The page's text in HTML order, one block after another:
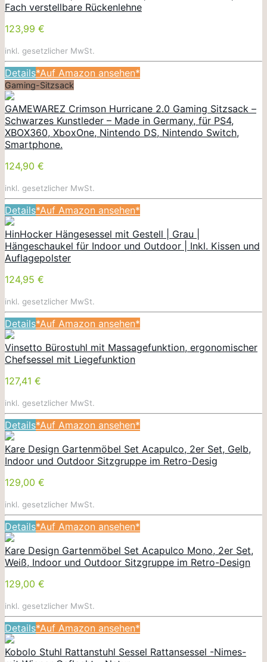
Fach verstellbare Rückenlehne
123,99 €
inkl. gesetzlicher MwSt.
Details*Auf Amazon ansehen*
Gaming-Sitzsack
GAMEWAREZ Crimson Hurricane 2.0 Gaming Sitzsack –
Schwarzes Kunstleder – Made in Germany, für PS4,
XBOX360, XboxOne, Nintendo DS, Nintendo Switch,
Smartphone.
124,90 €
inkl. gesetzlicher MwSt.
Details*Auf Amazon ansehen*
HinHocker Hängesessel mit Gestell | Grau |
Hängeschaukel für Indoor und Outdoor | Inkl. Kissen und
Auflagepolster
124,95 €
inkl. gesetzlicher MwSt.
Details*Auf Amazon ansehen*
Vinsetto Bürostuhl mit Massagefunktion, ergonomischer
Chefsessel mit Liegefunktion
127,41 €
inkl. gesetzlicher MwSt.
Details*Auf Amazon ansehen*
Kare Design Gartenmöbel Set Acapulco, 2er Set, Gelb,
Indoor und Outdoor Sitzgruppe im Retro-Desig
129,00 €
inkl. gesetzlicher MwSt.
Details*Auf Amazon ansehen*
Kare Design Gartenmöbel Set Acapulco Mono, 2er Set,
Weiß, Indoor und Outdoor Sitzgruppe im Retro-Design
129,00 €
inkl. gesetzlicher MwSt.
Details*Auf Amazon ansehen*
Kobolo Stuhl Rattanstuhl Sessel Rattansessel -Nimes-